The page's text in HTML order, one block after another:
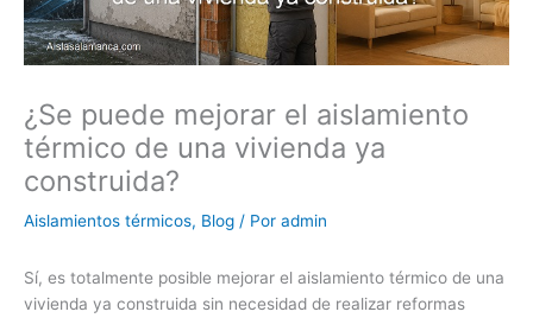
¿Se puede mejorar el aislamiento
térmico de una vivienda ya
construida?
Aislamientos térmicos, Blog / Por admin
Sí, es totalmente posible mejorar el aislamiento térmico de una
vivienda ya construida sin necesidad de realizar reformas